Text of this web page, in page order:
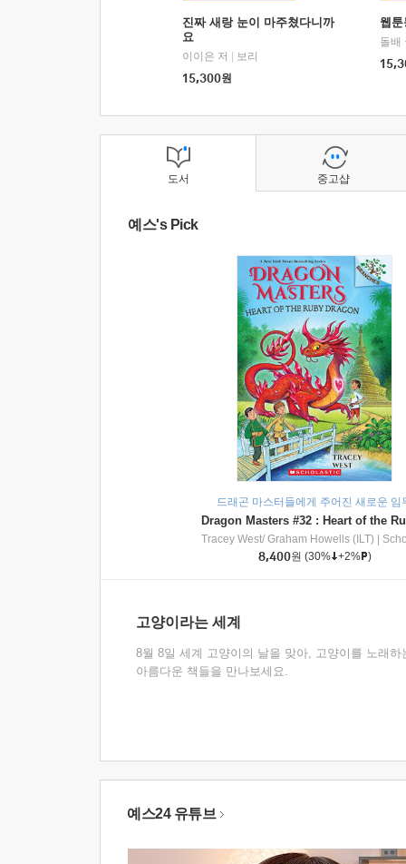
진짜 새랑 눈이 마주쳤다니까
요
이이은 저
보리
15,300원
웹
돌배
도서
예스's Pick
드래곤 마스터들에게 주어진 새로운 임
Tracey West/ Graham Howells (ILT)
8,400원 (30% +2% )
고양이라는 세계
8월 8일 세계 고양이의 날을 맞아, 고양이를 노래하
아름다운 책들을 만나보세요.
중고샵
예스24 유튜브